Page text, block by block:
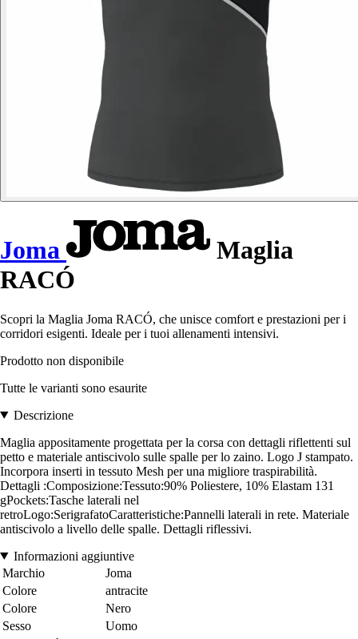
Joma
Maglia
RACÓ
Scopri la Maglia Joma RACÓ, che unisce comfort e prestazioni per i
corridori esigenti. Ideale per i tuoi allenamenti intensivi.
Prodotto non disponibile
Tutte le varianti sono esaurite
Descrizione
Maglia appositamente progettata per la corsa con dettagli riflettenti sul
petto e materiale antiscivolo sulle spalle per lo zaino. Logo J stampato.
Incorpora inserti in tessuto Mesh per una migliore traspirabilità.
Dettagli :Composizione:Tessuto:90% Poliestere, 10% Elastam 131
gPockets:Tasche laterali nel
retroLogo:SerigrafatoCaratteristiche:Pannelli laterali in rete. Materiale
antiscivolo a livello delle spalle. Dettagli riflessivi.
Informazioni aggiuntive
Marchio
Joma
Colore
antracite
Colore
Nero
Sesso
Uomo